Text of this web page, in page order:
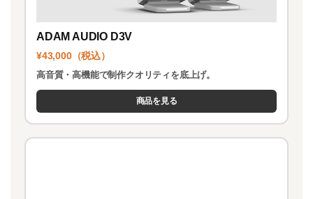
ADAM AUDIO D3V
¥43,000（税込）
高音質・高機能で制作クオリティを底上げ。
商品を見る